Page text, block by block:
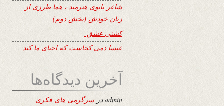
شاعر بانوی هنرمند ، هما طرزی از
زبان خودش (بخش دوم)
کشتی عشق
عیسا دمی کجاست که احیای ما کند
آخرین دیدگاه‌ها
adminدر سرگرمی های فکری